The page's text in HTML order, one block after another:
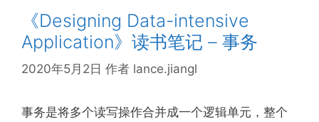
《Designing Data-intensive
Application》读书笔记 – 事务
2020年5月2日 作者 lance.jiangl
事务是将多个读写操作合并成一个逻辑单元，整个